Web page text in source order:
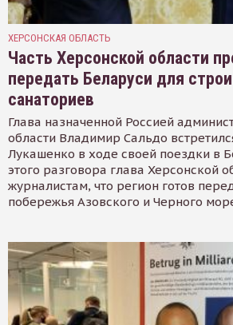
ХЕРСОНСКАЯ ОБЛАСТЬ
Часть Херсонской области
передать Беларуси для
санаториев
Глава назначенной Россией
области Владимир Сальдо
Лукашенко в ходе своей поездки в
этого разговора глава Херсонской
журналистам, что регион готов
побережья Азовского и Черного